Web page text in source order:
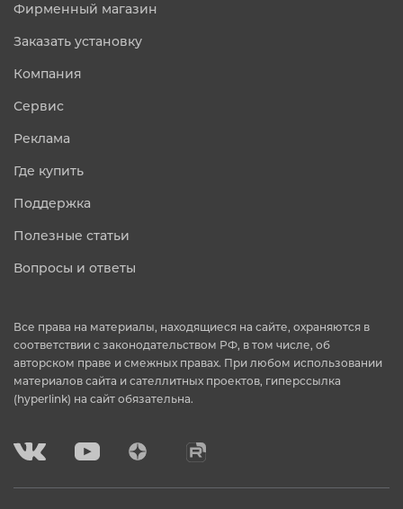
Фирменный магазин
Заказать установку
Компания
Сервис
Реклама
Где купить
Поддержка
Полезные статьи
Вопросы и ответы
Все права на материалы, находящиеся на сайте, охраняются в
соответствии с законодательством РФ, в том числе, об
авторском праве и смежных правах. При любом использовании
материалов сайта и сателлитных проектов, гиперссылка
(hyperlink) на сайт обязательна.